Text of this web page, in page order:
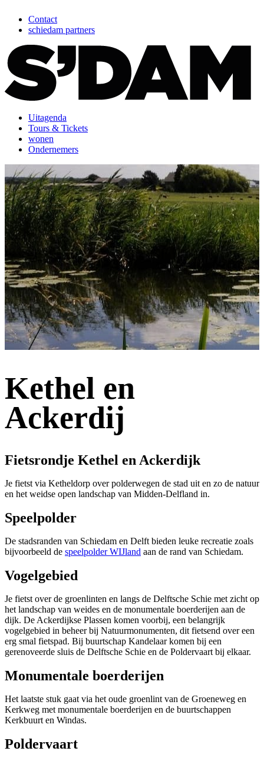
Contact
schiedam partners
Uitagenda
Tours & Tickets
wonen
Ondernemers
Kethel en
Ackerdij
Fietsrondje Kethel en Ackerdijk
Je fietst via Ketheldorp over polderwegen de stad uit en zo de natuur
en het weidse open landschap van Midden-Delfland in.
Speelpolder
De stadsranden van Schiedam en Delft bieden leuke recreatie zoals
bijvoorbeeld de speelpolder WIJland aan de rand van Schiedam.
Vogelgebied
Je fietst over de groenlinten en langs de Delftsche Schie met zicht op
het landschap van weides en de monumentale boerderijen aan de
dijk. De Ackerdijkse Plassen komen voorbij, een belangrijk
vogelgebied in beheer bij Natuurmonumenten, dit fietsend over een
erg smal fietspad. Bij buurtschap Kandelaar komen bij een
gerenoveerde sluis de Delftsche Schie en de Poldervaart bij elkaar.
Monumentale boerderijen
Het laatste stuk gaat via het oude groenlint van de Groeneweg en
Kerkweg met monumentale boerderijen en de buurtschappen
Kerkbuurt en Windas.
Poldervaart